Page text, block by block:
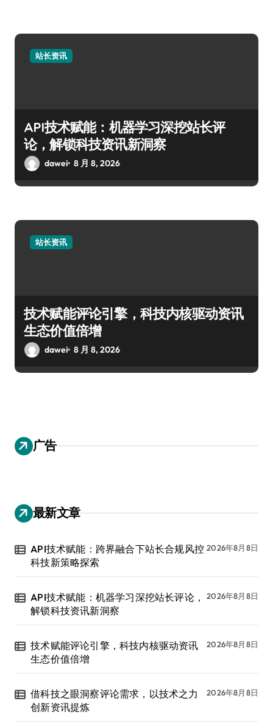
站长资讯
API技术赋能：机器学习深挖站长评
论，解锁科技资讯新洞察
dawei 8 月 8, 2026
站长资讯
技术赋能评论引擎，科技内核驱动资讯
生态价值倍增
dawei 8 月 8, 2026
广告
最新文章
API技术赋能：跨界融合下站长合规风控
科技新策略探索
2026年8月8日
API技术赋能：机器学习深挖站长评论，
解锁科技资讯新洞察
2026年8月8日
技术赋能评论引擎，科技内核驱动资讯
生态价值倍增
2026年8月8日
借科技之眼洞察评论需求，以技术之力
创新资讯提炼
2026年8月8日